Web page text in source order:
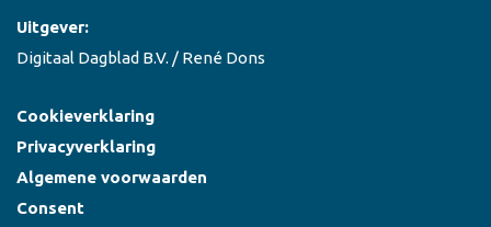
Uitgever:
Digitaal Dagblad B.V. / René Dons
Cookieverklaring
Privacyverklaring
Algemene voorwaarden
Consent